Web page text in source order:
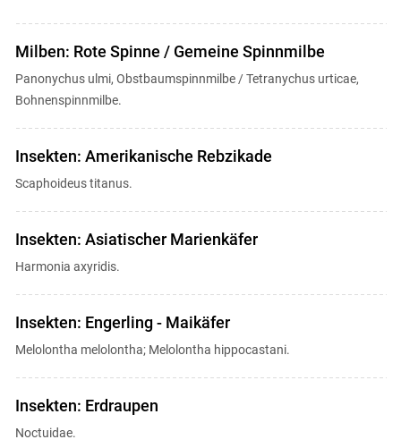
Milben: Rote Spinne / Gemeine Spinnmilbe
Panonychus ulmi, Obstbaumspinnmilbe / Tetranychus urticae,
Bohnenspinnmilbe.
Insekten: Amerikanische Rebzikade
Scaphoideus titanus.
Insekten: Asiatischer Marienkäfer
Harmonia axyridis.
Insekten: Engerling - Maikäfer
Melolontha melolontha; Melolontha hippocastani.
Insekten: Erdraupen
Noctuidae.